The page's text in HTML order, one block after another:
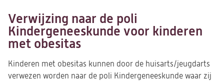
Verwijzing naar de poli
Kindergeneeskunde voor kinderen
met obesitas
Kinderen met obesitas kunnen door de huisarts/jeugdarts
verwezen worden naar de poli Kindergeneeskunde waar zij